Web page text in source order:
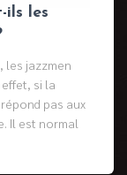
ils les
les jazzmen
si la
pas aux
Il est normal